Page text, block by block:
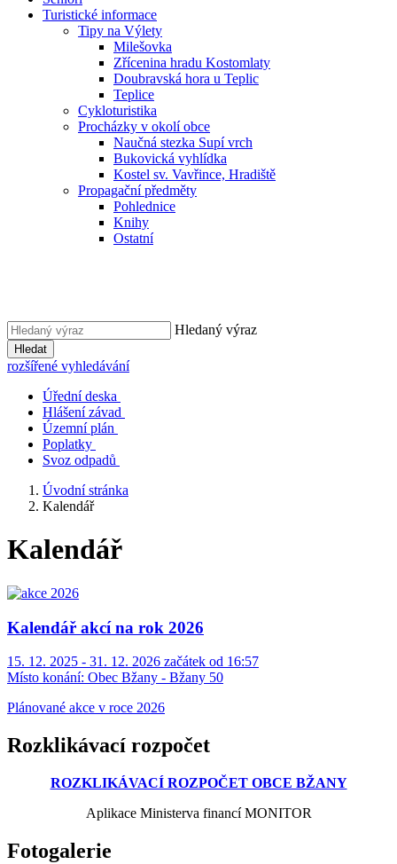
Turistické informace
Tipy na Výlety
Milešovka
Zřícenina hradu Kostomlaty
Doubravská hora u Teplic
Teplice
Cykloturistika
Procházky v okolí obce
Naučná stezka Supí vrch
Bukovická vyhlídka
Kostel sv. Vavřince, Hradiště
Propagační předměty
Pohlednice
Knihy
Ostatní
Hledaný výraz
Hledat
rozšířené vyhledávání
Úřední deska
Hlášení závad
Územní plán
Poplatky
Svoz odpadů
Úvodní stránka
Kalendář
Kalendář
Kalendář akcí na rok 2026
15. 12. 2025 - 31. 12. 2026 začátek od 16:57
Místo konání: Obec Bžany - Bžany 50
Plánované akce v roce 2026
Rozklikávací rozpočet
ROZKLIKÁVACÍ ROZPOČET OBCE BŽANY
Aplikace Ministerva financí MONITOR
Fotogalerie